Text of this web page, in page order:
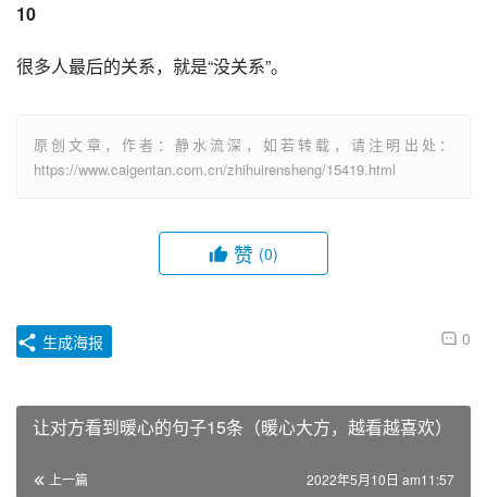
10
很多人最后的关系，就是“没关系”。
原创文章，作者：静水流深，如若转载，请注明出处：
https://www.caigentan.com.cn/zhihuirensheng/15419.html
赞 (0)
0
生成海报
让对方看到暖心的句子15条（暖心大方，越看越喜欢）
上一篇 2022年5月10日 am11:57